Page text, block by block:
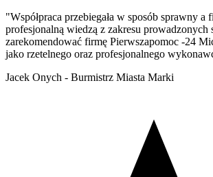
"Współpraca przebiegała w sposób sprawny a
profesjonalną wiedzą z zakresu prowadzonych
zarekomendować firmę Pierwszapomoc -24
jako rzetelnego oraz profesjonalnego
Jacek Onych - Burmistrz Miasta Marki